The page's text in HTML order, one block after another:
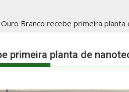
Ouro Branco recebe primeira
primeira planta de